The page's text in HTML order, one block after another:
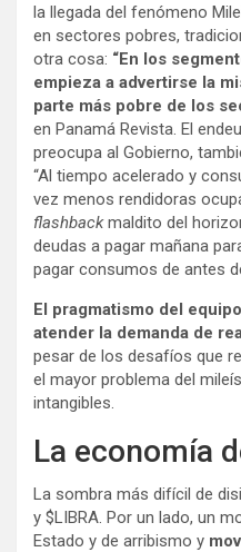
la llegada del fenómeno
en sectores pobres,
otra cosa: “En los
empieza a advertirse la
parte más pobre de los
en Panamá Revista. El
preocupa al Gobierno,
“Al tiempo acelerado y
vez menos rendidoras
flashbackmaldito del
deudas a pagar mañana
pagar consumos de antes
El pragmatismo del
atender la demanda de
pesar de los desafíos que
el mayor problema del
intangibles.
La economía
La sombra más difícil de
y $LIBRA. Por un lado, un
Estado y de arribismo y